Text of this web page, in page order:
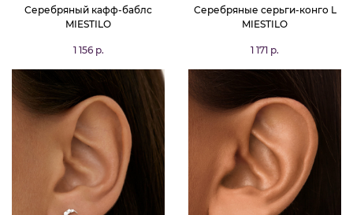
Серебряный кафф-баблс
MIESTILO
1 156 р.
Серебряные серьги-конго L
MIESTILO
1 171 р.